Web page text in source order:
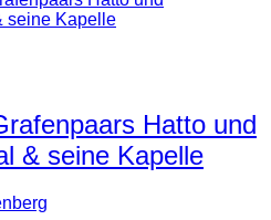
Hatto und
& seine Kapelle